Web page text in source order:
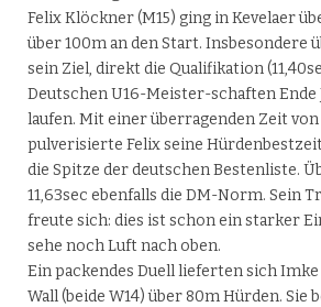
Felix Klöckner (M15) ging in Kevelaer
über 100m an den Start. Insbesondere
sein Ziel, direkt die Qualifikation
Deutschen U16-Meister-schaften
laufen. Mit einer überragenden Zeit von
pulverisierte Felix seine
die Spitze der deutschen Bestenliste.
11,63sec ebenfalls die DM-Norm. Sein
freute sich: dies ist schon ein starker
sehe noch Luft nach oben.
Ein packendes Duell lieferten sich
Wall (beide W14) über 80m Hürden. Sie